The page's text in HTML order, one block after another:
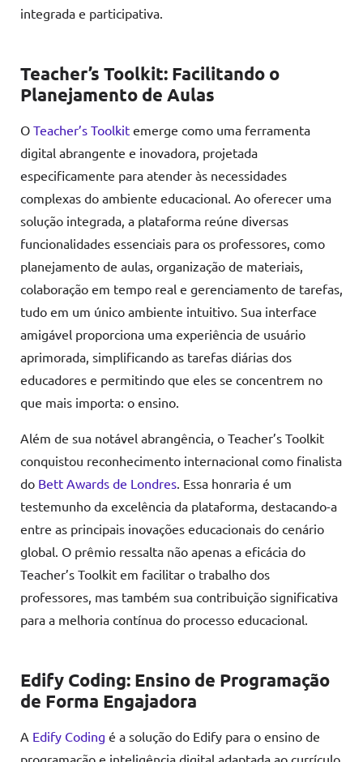
integrada e participativa.
Teacher’s Toolkit: Facilitando o
Planejamento de Aulas
O Teacher’s Toolkit emerge como uma ferramenta
digital abrangente e inovadora, projetada
especificamente para atender às necessidades
complexas do ambiente educacional. Ao oferecer uma
solução integrada, a plataforma reúne diversas
funcionalidades essenciais para os professores, como
planejamento de aulas, organização de materiais,
colaboração em tempo real e gerenciamento de tarefas,
tudo em um único ambiente intuitivo. Sua interface
amigável proporciona uma experiência de usuário
aprimorada, simplificando as tarefas diárias dos
educadores e permitindo que eles se concentrem no
que mais importa: o ensino.
Além de sua notável abrangência, o Teacher’s Toolkit
conquistou reconhecimento internacional como finalista
do Bett Awards de Londres . Essa honraria é um
testemunho da excelência da plataforma, destacando-a
entre as principais inovações educacionais do cenário
global. O prêmio ressalta não apenas a eficácia do
Teacher’s Toolkit em facilitar o trabalho dos
professores, mas também sua contribuição significativa
para a melhoria contínua do processo educacional.
Edify Coding: Ensino de Programação
de Forma Engajadora
A Edify Coding é a solução do Edify para o ensino de
programação e inteligência digital adaptada ao currículo